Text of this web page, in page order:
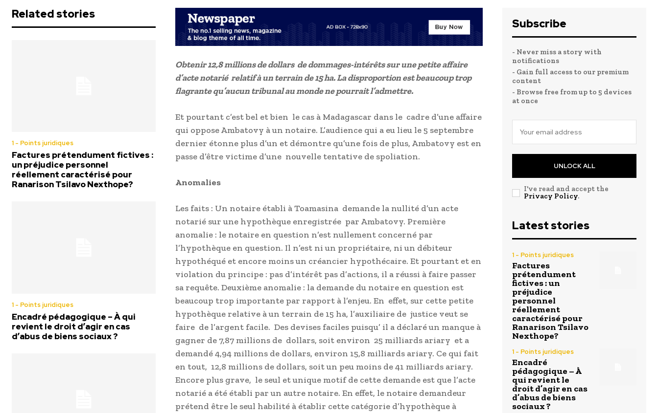
Related stories
1 - Points juridiques
Factures prétendument fictives :
un préjudice personnel
réellement caractérisé pour
Ranarison Tsilavo Nexthope?
1 - Points juridiques
Encadré pédagogique – À qui
revient le droit d’agir en cas
d’abus de biens sociaux ?
Obtenir 12,8 millions de dollars de dommages-intérêts sur une petite affaire
d’acte notarié relatif à un terrain de 15 ha. La disproportion est beaucoup trop
flagrante qu’aucun tribunal au monde ne pourrait l’admettre.
Et pourtant c’est bel et bien le cas à Madagascar dans le cadre d’une affaire
qui oppose Ambatovy à un notaire. L’audience qui a eu lieu le 5 septembre
dernier étonne plus d’un et démontre qu’une fois de plus, Ambatovy est en
passe d’être victime d’une nouvelle tentative de spoliation.
Anomalies
Les faits : Un notaire établi à Toamasina demande la nullité d’un acte
notarié sur une hypothèque enregistrée par Ambatovy. Première
anomalie : le notaire en question n’est nullement concerné par
l’hypothèque en question. Il n’est ni un propriétaire, ni un débiteur
hypothéqué et encore moins un créancier hypothécaire. Et pourtant et en
violation du principe : pas d’intérêt pas d’actions, il a réussi à faire passer
sa requête. Deuxième anomalie : la demande du notaire en question est
beaucoup trop importante par rapport à l’enjeu. En effet, sur cette petite
hypothèque relative à un terrain de 15 ha, l’auxiliaire de justice veut se
faire de l’argent facile. Des devises faciles puisqu’ il a déclaré un manque à
gagner de 7,87 millions de dollars, soit environ 25 milliards ariary et a
demandé 4,94 millions de dollars, environ 15,8 milliards ariary. Ce qui fait
en tout, 12,8 millions de dollars, soit un peu moins de 41 milliards ariary.
Encore plus grave, le seul et unique motif de cette demande est que l’acte
notarié a été établi par un autre notaire. En effet, le notaire demandeur
prétend être le seul habilité à établir cette catégorie d’hypothèque à
Subscribe
- Never miss a story with
notifications
- Gain full access to our premium
content
- Browse free from up to 5 devices
at once
UNLOCK ALL
I've read and accept the
Privacy Policy.
Latest stories
1 - Points juridiques
Factures
prétendument
fictives : un
préjudice
personnel
réellement
caractérisé pour
Ranarison Tsilavo
Nexthope?
1 - Points juridiques
Encadré
pédagogique – À
qui revient le
droit d’agir en cas
d’abus de biens
sociaux ?